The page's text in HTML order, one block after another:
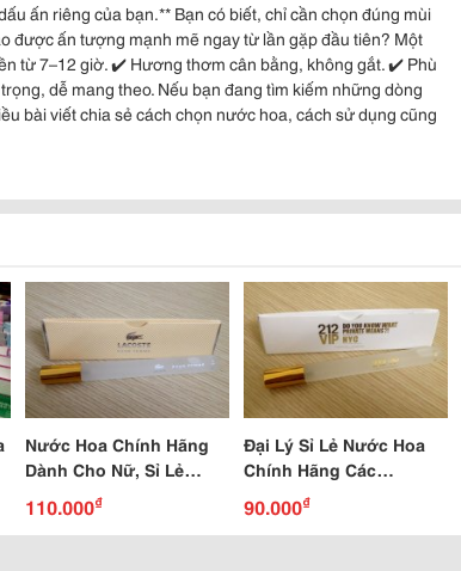
ấn riêng của bạn.** Bạn có biết, chỉ cần chọn đúng mùi
được ấn tượng mạnh mẽ ngay từ lần gặp đầu tiên? Một
từ 7–12 giờ. ✔️ Hương thơm cân bằng, không gắt. ✔️ Phù
dễ mang theo. Nếu bạn đang tìm kiếm những dòng
bài viết chia sẻ cách chọn nước hoa, cách sử dụng cũng
Nước Hoa Chính Hãng
Dành Cho Nữ, Sỉ Lẻ
Nước Hoa Làm Quà
Tặng
110.000₫
Đại Lý Sỉ Lẻ Nước Hoa
Chính Hãng Các
Loại,Nước Hoa Chanel
90.000₫